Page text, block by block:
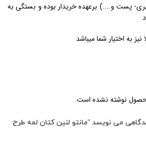
پست و....) برعهده خریدار بوده و بستگی به
نیز به اختیار شما میباشد
نوشته نشده است.
می نویسد “مانتو لنین کتان لمه طرح